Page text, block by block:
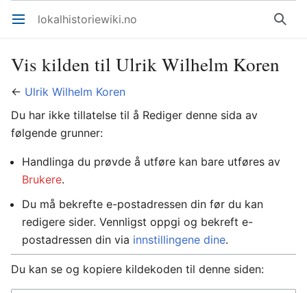
Åpne hovedmenyen lokalhistoriewiki.no Søk
Vis kilden til Ulrik Wilhelm Koren
← Ulrik Wilhelm Koren
Du har ikke tillatelse til å Rediger denne sida av
følgende grunner:
Handlinga du prøvde å utføre kan bare utføres av
Brukere.
Du må bekrefte e-postadressen din før du kan
redigere sider. Vennligst oppgi og bekreft e-
postadressen din via innstillingene dine.
Du kan se og kopiere kildekoden til denne siden: